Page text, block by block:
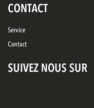
CONTACT
Service
Contact
SUIVEZ NOUS SUR